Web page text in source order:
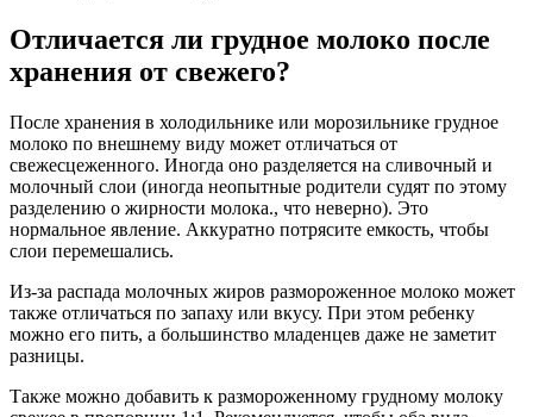
Отличается ли грудное молоко после
хранения от свежего?
После хранения в холодильнике или морозильнике грудное
молоко по внешнему виду может отличаться от
свежесцеженного. Иногда оно разделяется на сливочный и
молочный слои (иногда неопытные родители судят по этому
разделению о жирности молока., что неверно). Это
нормальное явление. Аккуратно потрясите емкость, чтобы
слои перемешались.
Из-за распада молочных жиров размороженное молоко может
также отличаться по запаху или вкусу. При этом ребенку
можно его пить, а большинство младенцев даже не заметит
разницы.
Также можно добавить к размороженному грудному молоку